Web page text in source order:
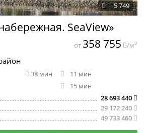
SeaView»
5 749
38 мин
11 мин
15 мин
28 693 440
29 172 240
49 733 460
от 358 755 /м2